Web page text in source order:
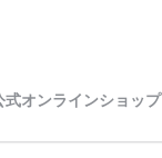
オンラインショップ